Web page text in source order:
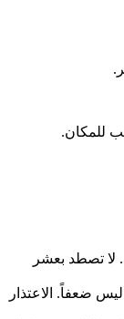
للمكان.
لا تصطد بعشر
ضعفاً. الاعتذار